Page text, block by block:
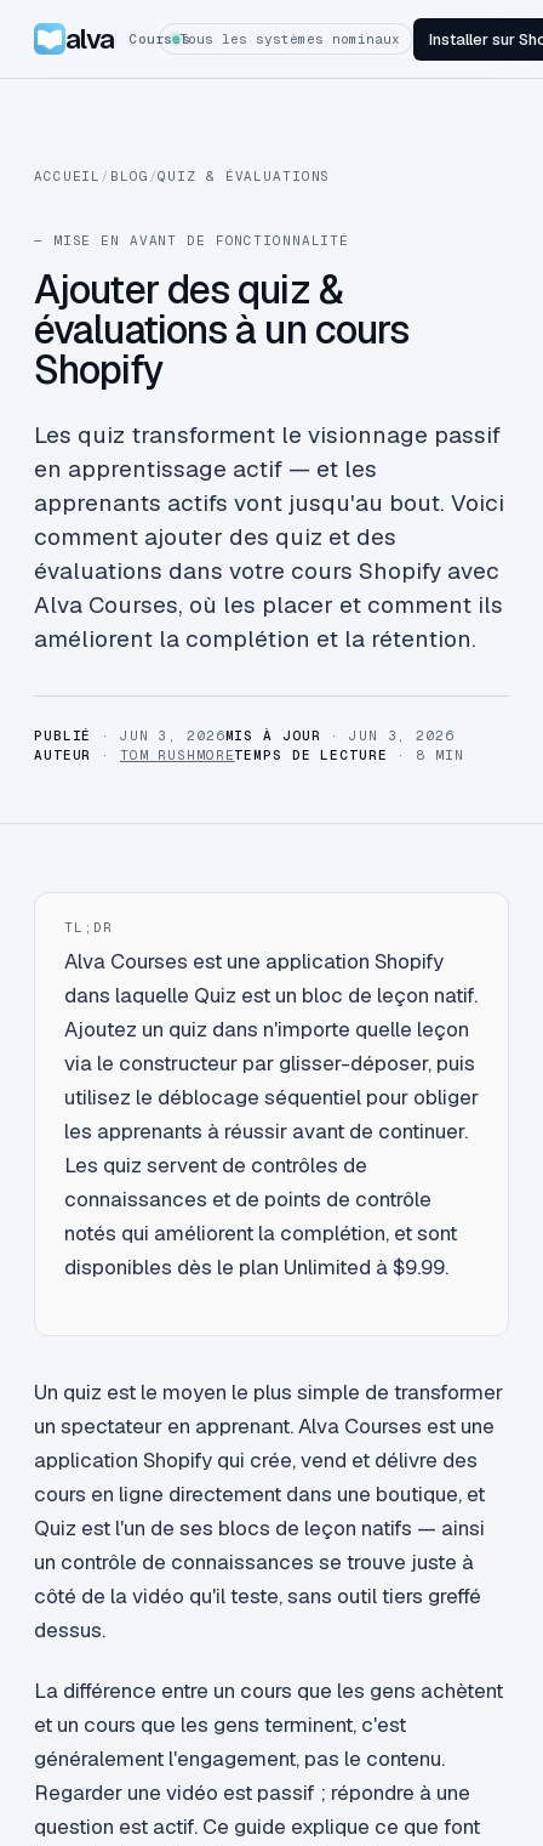
alva CoursesTous les systèmes nominaux Installer sur
ACCUEIL / BLOG /QUIZ & ÉVALUATIONS
— MISE EN AVANT DE FONCTIONNALITÉ
Ajouter des quiz &
évaluations à un cours
Shopify
Les quiz transforment le visionnage passif
en apprentissage actif — et les
apprenants actifs vont jusqu'au bout. Voici
comment ajouter des quiz et des
évaluations dans votre cours Shopify avec
Alva Courses, où les placer et comment ils
améliorent la complétion et la rétention.
PUBLIÉ · JUN 3, 2026MIS À JOUR
· JUN 3, 2026
AUTEUR
· TOM RUSHMORETEMPS DE LECTURE · 8 MIN
TL;DR
Alva Courses est une application Shopify
dans laquelle Quiz est un bloc de leçon natif.
Ajoutez un quiz dans n'importe quelle leçon
via le constructeur par glisser-déposer, puis
utilisez le déblocage séquentiel pour obliger
les apprenants à réussir avant de continuer.
Les quiz servent de contrôles de
connaissances et de points de contrôle
notés qui améliorent la complétion, et sont
disponibles dès le plan Unlimited à $9.99.
Un quiz est le moyen le plus simple de transformer
un spectateur en apprenant. Alva Courses est une
application Shopify qui crée, vend et délivre des
cours en ligne directement dans une boutique, et
Quiz est l'un de ses blocs de leçon natifs — ainsi
un contrôle de connaissances se trouve juste à
côté de la vidéo qu'il teste, sans outil tiers greffé
dessus.
La différence entre un cours que les gens achètent
et un cours que les gens terminent, c'est
généralement l'engagement, pas le contenu.
Regarder une vidéo est passif ; répondre à une
question est actif. Ce guide explique ce que font